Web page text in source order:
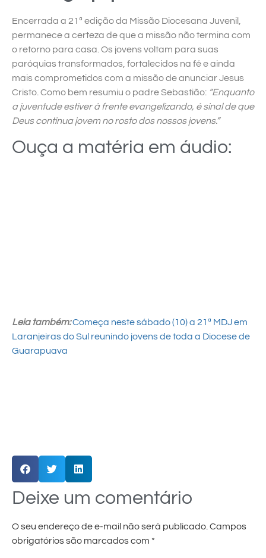
Encerrada a 21ª edição da Missão Diocesana Juvenil,
permanece a certeza de que a missão não termina com
o retorno para casa. Os jovens voltam para suas
paróquias transformados, fortalecidos na fé e ainda
mais comprometidos com a missão de anunciar Jesus
Cristo. Como bem resumiu o padre Sebastião: “Enquanto
a juventude estiver à frente evangelizando, é sinal de que
Deus continua jovem no rosto dos nossos jovens.”
Ouça a matéria em áudio:
Leia também:Começa neste sábado (10) a 21ª MDJ em
Laranjeiras do Sul reunindo jovens de toda a Diocese de
Guarapuava
Deixe um comentário
O seu endereço de e-mail não será publicado. Campos
obrigatórios são marcados com *